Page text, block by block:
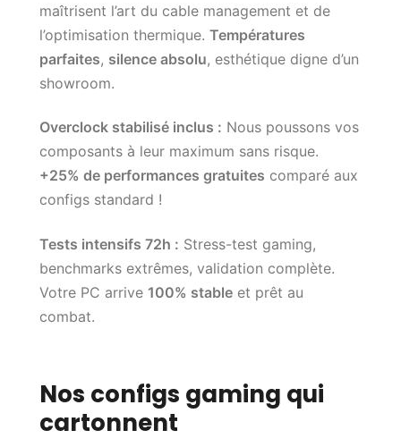
maîtrisent l’art du cable management et de
l’optimisation thermique.Températures
parfaites, silence absolu, esthétique digne d’un
showroom.
Overclock stabilisé inclus : Nous poussons vos
composants à leur maximum sans risque.
+25% de performances gratuites comparé aux
configs standard !
Tests intensifs 72h : Stress-test gaming,
benchmarks extrêmes, validation complète.
Votre PC arrive 100% stable et prêt au
combat.
Nos configs gaming qui
cartonnent